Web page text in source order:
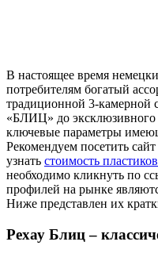
В настоящее время
потребителям богатый
традиционной 3-
«БЛИЦ» до
ключевые параметры
Рекомендуем посетить
узнать стоимость
необходимо кликнуть по
профилей на рынке
Ниже представлен их
Рехау Блиц –